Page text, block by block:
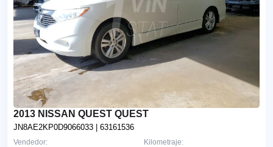
2013 NISSAN QUEST QUEST
JN8AE2KP0D9066033 | 63161536
Kilometraje:
Vendedor: